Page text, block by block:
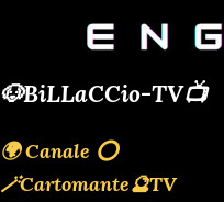
🐶BiLLaCCio-TV📺
🌍 Canale ⭕️
🪄Cartomante🔮TV